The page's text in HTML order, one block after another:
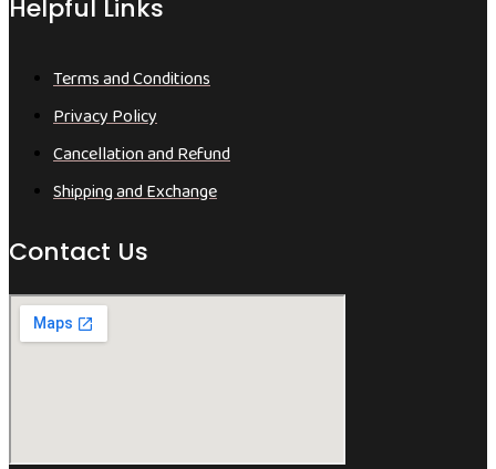
Helpful Links
Terms and Conditions
Privacy Policy
Cancellation and Refund
Shipping and Exchange
Contact Us